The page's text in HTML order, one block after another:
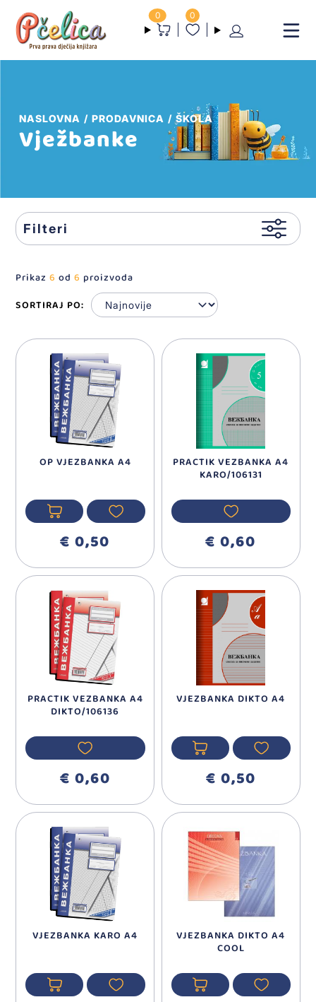
0 0
NASLOVNA PRODAVNICA ŠKOLA
Vježbanke
Filteri
Prikaz6 od6 proizvoda
SORTIRAJ PO:
OP VJEZBANKA A4
€ 0,50
PRACTIK VEZBANKA A4
KARO/106131
€ 0,60
PRACTIK VEZBANKA A4
DIKTO/106136
€ 0,60
VJEZBANKA DIKTO A4
€ 0,50
VJEZBANKA KARO A4
VJEZBANKA DIKTO A4
COOL